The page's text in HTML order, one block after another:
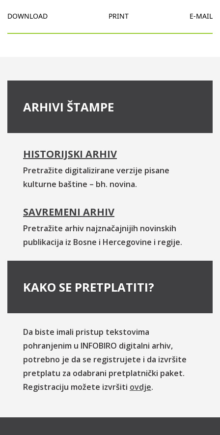
DOWNLOAD PRINT E-MAIL
ARHIVI ŠTAMPE
HISTORIJSKI ARHIV
Pretražite digitalizirane verzije pisane
kulturne baštine – bh. novina.
SAVREMENI ARHIV
Pretražite arhiv najznačajnijih novinskih
publikacija iz Bosne i Hercegovine i regije.
KAKO SE PRETPLATITI?
Da biste imali pristup tekstovima
pohranjenim u INFOBIRO digitalni arhiv,
potrebno je da se registrujete i da izvršite
pretplatu za odabrani pretplatnički paket.
Registraciju možete izvršiti ovdje.